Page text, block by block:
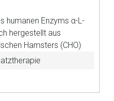
humanen Enzyms α-L-
hergestellt aus
Hamsters (CHO)
öffnet eine externe Web-
Web-Seite ist deren
gelten dort ggf. andere